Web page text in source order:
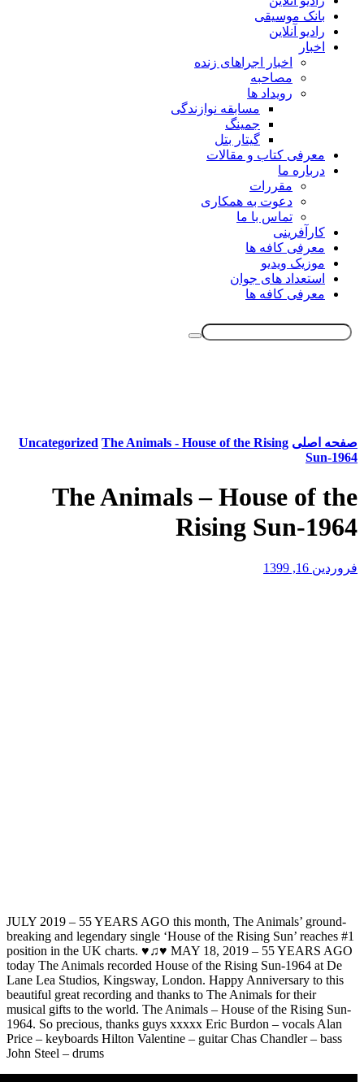
بانک موسیقی
رادیو آنلاین
اخبار
اخبار اجراهای زنده
مصاحبه
رویداد ها
مسابقه نوازندگی
جمینگ
گیتار بتل
معرفی کتاب و مقالات
درباره ما
مقررات
دعوت به همکاری
تماس با ما
کارآفرینی
معرفی کافه ها
موزیک ویدیو
استعداد های جوان
معرفی کافه ها
صفحه اصلی Uncategorized The Animals - House of the Rising
Sun-1964
The Animals – House of the
Rising Sun-1964
فروردین 16, 1399
JULY 2019 – 55 YEARS AGO this month, The Animals’ ground-
breaking and legendary single ‘House of the Rising Sun’ reaches #1
position in the UK charts. ♥♫♥ MAY 18, 2019 – 55 YEARS AGO
today The Animals recorded House of the Rising Sun-1964 at De
Lane Lea Studios, Kingsway, London. Happy Anniversary to this
beautiful great recording and thanks to The Animals for their
musical gifts to the world. The Animals – House of the Rising Sun-
1964. So precious, thanks guys xxxxx Eric Burdon – vocals Alan
Price – keyboards Hilton Valentine – guitar Chas Chandler – bass
John Steel – drums